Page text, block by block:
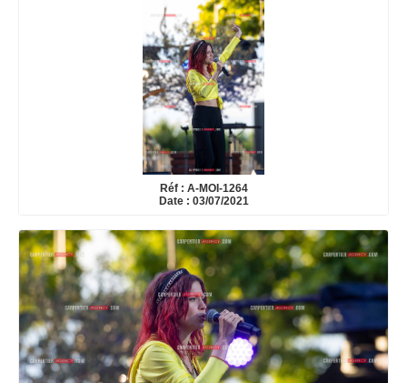
Réf : A-MOI-1264
Date : 03/07/2021